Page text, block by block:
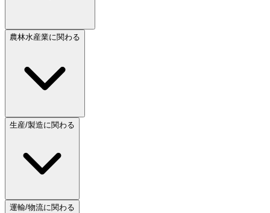
農林水産業に関わる
生産/製造に関わる
運輸/物流に関わる